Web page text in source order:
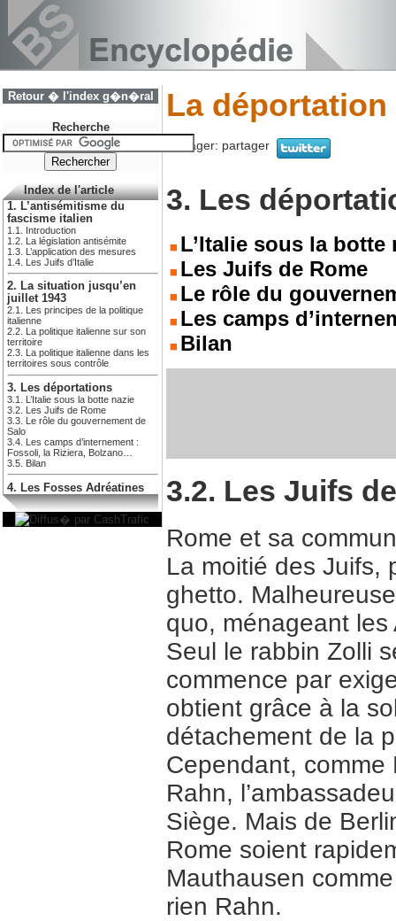
Retour � l'index g�n�ral
Recherche
Index de l'article
1. L’antisémitisme du
fascisme italien
1.1. Introduction
1.2. La législation antisémite
1.3. L’application des mesures
1.4. Les Juifs d’Italie
2. La situation jusqu’en
juillet 1943
2.1. Les principes de la politique
italienne
2.2. La politique italienne sur son
territoire
2.3. La politique italienne dans les
territoires sous contrôle
3. Les déportations
3.1. L’Italie sous la botte nazie
3.2. Les Juifs de Rome
3.3. Le rôle du gouvernement de
Salo
3.4. Les camps d’internement :
Fossoli, la Riziera, Bolzano…
3.5. Bilan
4. Les Fosses Adréatines
La déportation
Partager: partager
3. Les
L’Italie sous la botte
Les Juifs de Rome
Le rôle du
Les camps
Bilan
3.2. Les Juifs
Rome et sa
La moitié des Juifs,
ghetto.
quo, ménageant les
Seul le rabbin Zolli
commence par
obtient grâce à la
détachement de la
Cependant, comme
Rahn,
Siège. Mais de
Rome soient
Mauthausen
rien Rahn.